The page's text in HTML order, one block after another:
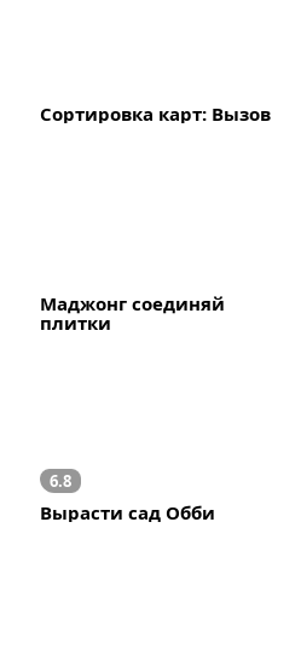
Сортировка карт: Вызов
Маджонг соединяй
плитки
6.8
Вырасти сад Обби